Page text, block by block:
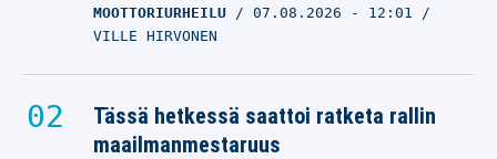
MOOTTORIURHEILU 07.08.2026 - 12:01
VILLE HIRVONEN
Tässä hetkessä saattoi ratketa rallin
maailmanmestaruus